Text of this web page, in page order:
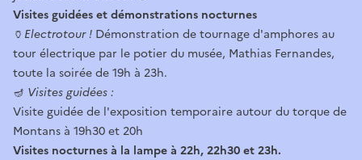
Visites guidées et démonstrations nocturnes
🏺 Electrotour ! Démonstration de tournage d'amphores au
tour électrique par le potier du musée, Mathias Fernandes,
toute la soirée de 19h à 23h.
🪔 Visites guidées :
Visite guidée de l'exposition temporaire autour du torque de
Montans à 19h30 et 20h
Visites nocturnes à la lampe à 22h, 22h30 et 23h.